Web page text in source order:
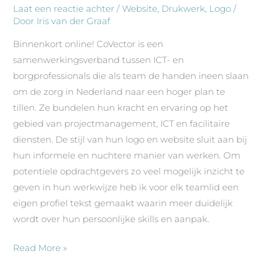
Laat een reactie achter /Website, Drukwerk, Logo /
Door Iris van der Graaf
Binnenkort online! CoVector is een
samenwerkingsverband tussen ICT- en
borgprofessionals die als team de handen ineen slaan
om de zorg in Nederland naar een hoger plan te
tillen. Ze bundelen hun kracht en ervaring op het
gebied van projectmanagement, ICT en facilitaire
diensten. De stijl van hun logo en website sluit aan bij
hun informele en nuchtere manier van werken. Om
potentiele opdrachtgevers zo veel mogelijk inzicht te
geven in hun werkwijze heb ik voor elk teamlid een
eigen profiel tekst gemaakt waarin meer duidelijk
wordt over hun persoonlijke skills en aanpak.
–
ICT
Read More »